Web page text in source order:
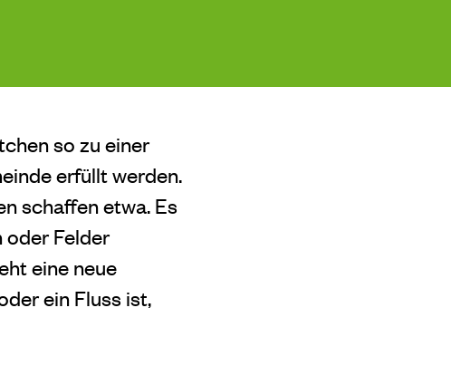
so zu einer
erfüllt werden.
schaffen etwa. Es
oder Felder
eine neue
ein Fluss ist,